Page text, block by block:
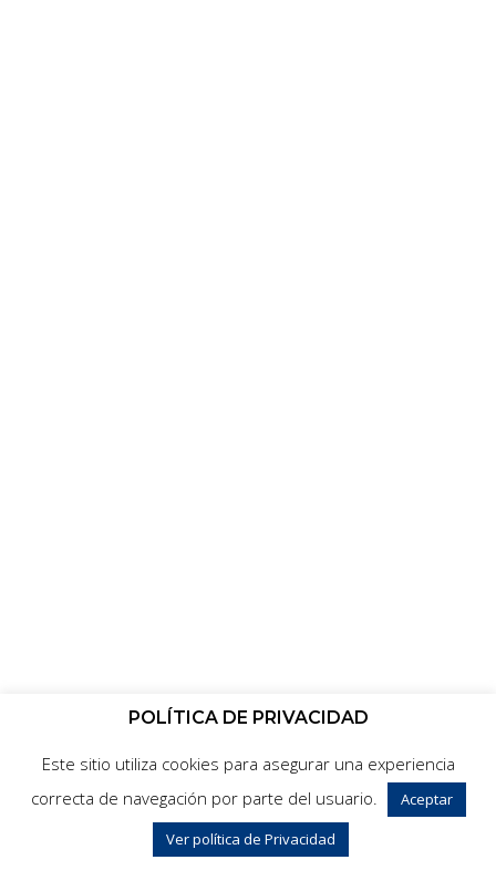
POLÍTICA DE PRIVACIDAD
Este sitio utiliza cookies para asegurar una experiencia
correcta de navegación por parte del usuario.
Aceptar
Ver política de Privacidad